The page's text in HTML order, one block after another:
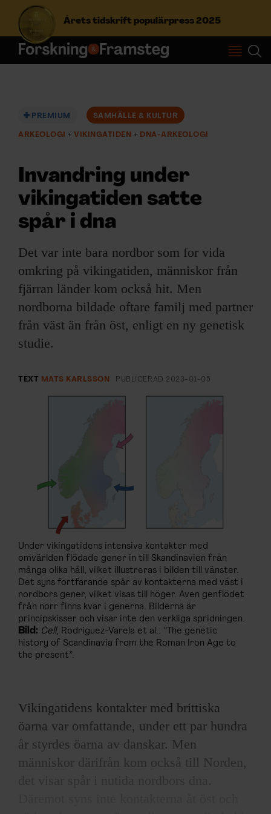
Årets tidskrift populärpress 2025
S
f
Prenumerera
NYHETSBREV
ARKIV & E-TIDNING
LYSSNA/PODD
EVENEMANG & RESOR
PRENUMERERA PÅ F&F
ANNONSERA I F&F
OM F&F
PREMIUM SAMHÄLLE & KULTUR
ARKEOLOGI VIKINGATIDEN DNA-ARKEOLOGI
Invandring under
vikingatiden satte
spår i dna
Det var inte bara nordbor som for vida
omkring på vikingatiden, människor från
fjärran länder kom också hit. Men
nordborna bildade oftare familj med partner
från väst än från öst, enligt en ny genetisk
studie.
TEXT MATS KARLSSON PUBLICERAD 2023-01-05
Under vikingatidens intensiva kontakter med
omvärlden flödade gener in till Skandinavien från
många olika håll, vilket illustreras i bilden till vänster.
Det syns fortfarande spår av kontakterna med väst i
nordbors gener, vilket visas till höger. Även genflödet
från norr finns kvar i generna. Bilderna är
principskisser och visar inte den verkliga spridningen.
Bild: Cell, Rodriguez-Varela et al.: ”The genetic
history of Scandinavia from the Roman Iron Age to
the present”.
Vikingatidens kontakter med brittiska
öarna var omfattande, under ett par hundra
år styrdes öarna av danskar. Men
människor därifrån kom också till Norden,